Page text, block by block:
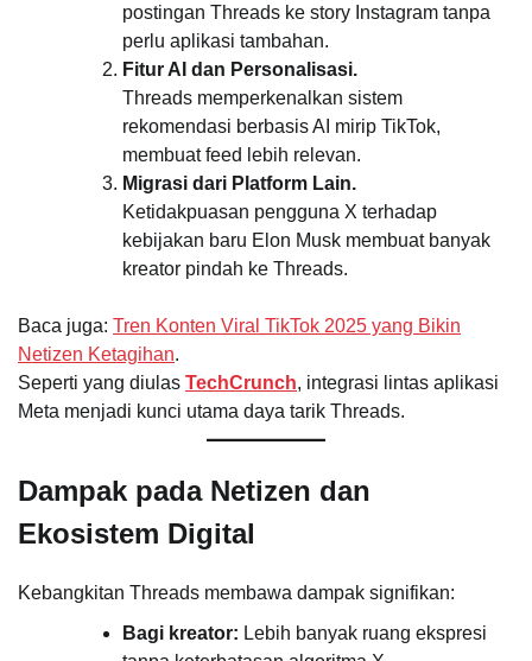
postingan Threads ke story Instagram tanpa
perlu aplikasi tambahan.
Fitur AI dan Personalisasi.
Threads memperkenalkan sistem
rekomendasi berbasis AI mirip TikTok,
membuat feed lebih relevan.
Migrasi dari Platform Lain.
Ketidakpuasan pengguna X terhadap
kebijakan baru Elon Musk membuat banyak
kreator pindah ke Threads.
Baca juga: Tren Konten Viral TikTok 2025 yang Bikin
Netizen Ketagihan.
Seperti yang diulas TechCrunch, integrasi lintas aplikasi
Meta menjadi kunci utama daya tarik Threads.
Dampak pada Netizen dan
Ekosistem Digital
Kebangkitan Threads membawa dampak signifikan:
Bagi kreator: Lebih banyak ruang ekspresi